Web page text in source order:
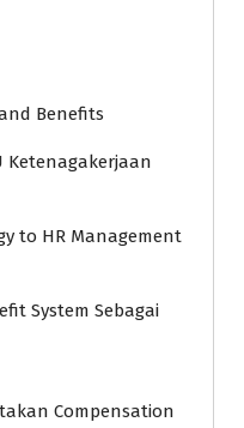
Benefits
Ketenagakerjaan
to HR Management
System Sebagai
Compensation